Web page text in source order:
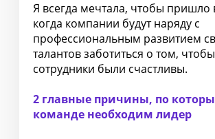
Я всегда мечтала, чтобы пришло
когда компании будут наряду с
профессиональным развитием
талантов заботиться о том, чтобы
сотрудники были счастливы.
2 главные причины, по
команде необходим лидер